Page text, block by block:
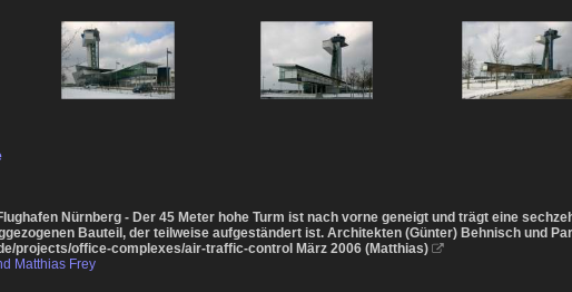
Nürnberg - Der 45 Meter hohe Turm ist nach vorne geneigt und trägt eine
Bauteil, der teilweise aufgeständert ist. Architekten (Günter) Behnisch und
projects/office-complexes/air-traffic-control März 2006 (Matthias) 
Matthias Frey